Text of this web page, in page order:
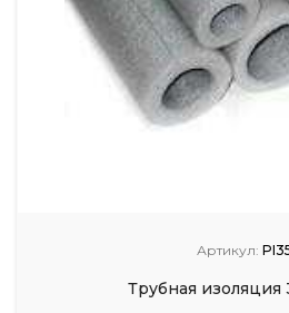
Артикул:
Трубная изоляция